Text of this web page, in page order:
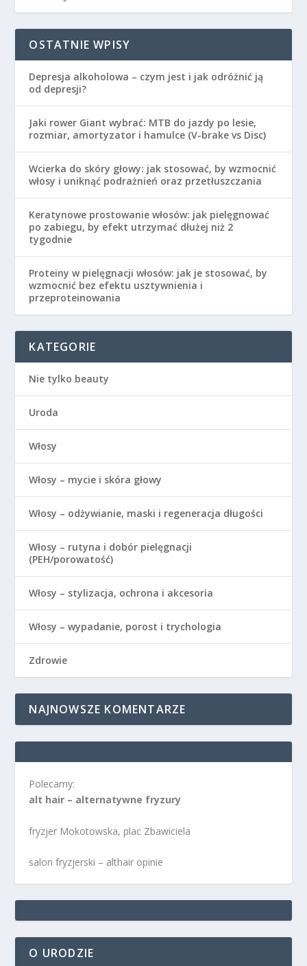
OSTATNIE WPISY
Depresja alkoholowa – czym jest i jak odróżnić ją
od depresji?
Jaki rower Giant wybrać: MTB do jazdy po lesie,
rozmiar, amortyzator i hamulce (V-brake vs Disc)
Wcierka do skóry głowy: jak stosować, by wzmocnić
włosy i uniknąć podrażnień oraz przetłuszczania
Keratynowe prostowanie włosów: jak pielęgnować
po zabiegu, by efekt utrzymać dłużej niż 2
tygodnie
Proteiny w pielęgnacji włosów: jak je stosować, by
wzmocnić bez efektu usztywnienia i
przeproteinowania
KATEGORIE
Nie tylko beauty
Uroda
Włosy
Włosy – mycie i skóra głowy
Włosy – odżywianie, maski i regeneracja długości
Włosy – rutyna i dobór pielęgnacji
(PEH/porowatość)
Włosy – stylizacja, ochrona i akcesoria
Włosy – wypadanie, porost i trychologia
Zdrowie
NAJNOWSZE KOMENTARZE
Polecamy:
alt hair – alternatywne fryzury
fryzjer Mokotowska, plac Zbawiciela
salon fryzjerski – althair opinie
O URODZIE